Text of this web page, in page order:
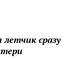
сразу